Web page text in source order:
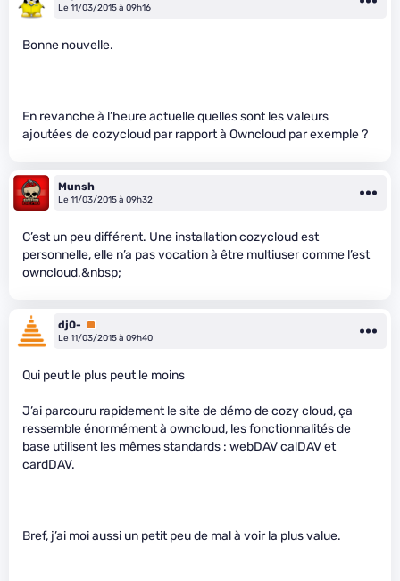
Le 11/03/2015 à 09h16
Bonne nouvelle.
En revanche à l’heure actuelle quelles sont les valeurs
ajoutées de cozycloud par rapport à Owncloud par exemple ?
Munsh
Le 11/03/2015 à 09h32
C’est un peu différent. Une installation cozycloud est
personnelle, elle n’a pas vocation à être multiuser comme l’est
owncloud.&nbsp;
dj0-
Premium
Le 11/03/2015 à 09h40
Qui peut le plus peut le moins
J’ai parcouru rapidement le site de démo de cozy cloud, ça
ressemble énormément à owncloud, les fonctionnalités de
base utilisent les mêmes standards : webDAV calDAV et
cardDAV.
Bref, j’ai moi aussi un petit peu de mal à voir la plus value.